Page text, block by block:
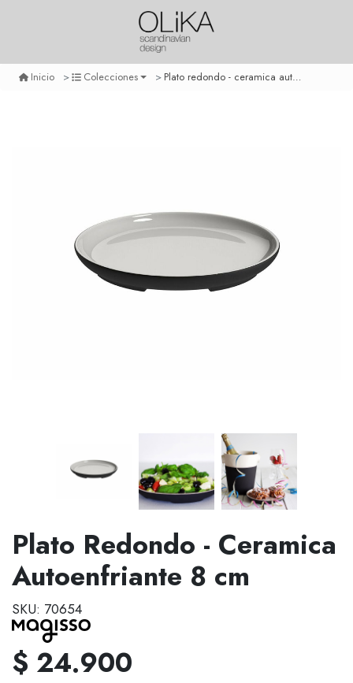
Inicio Colecciones Plato redondo - ceramica autoenfriante 8 cm
Plato Redondo - Ceramica
Autoenfriante 8 cm
SKU: 70654
$ 24.900